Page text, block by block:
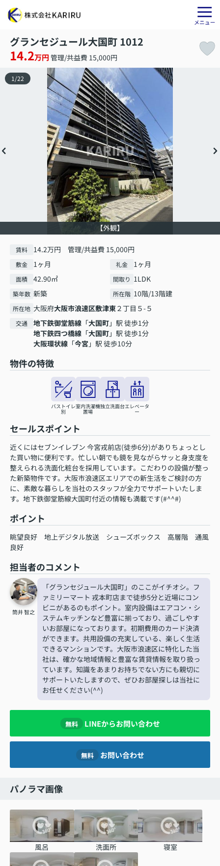
グランセジュール大国町 1012
14.2万円 管理/共益費 15,000円
【外観】
1 /22
賃料 14.2万円 管理/共益費 15,000円
敷金 1ヶ月 礼金 1ヶ月
面積 42.90㎡ 間取り 1LDK
築年数 新築 所在階 10階/13階建
所在地 大阪府大阪市浪速区敷津東２丁目５-５
交通 地下鉄御堂筋線 「大国町」駅 徒歩1分
地下鉄四つ橋線 「大国町」駅 徒歩1分
大阪環状線 「今宮 」駅 徒歩10分
物件の特徴
バストイレ
別
室内洗濯機
置場
独立洗面台エレベータ
ー
セールスポイント
近くにはセブンイレブン 今宮戎前店(徒歩6分)がありちょっとし
た買い物に便利です。忙しい朝でも鏡を見ながらサッと身支度を
整えられる洗面化粧台を採用しています。こだわりの設備が整っ
た新築物件です。大阪市浪速区エリアでの新生活をご検討の方
に、素敵な暮らしを当社のスタッフが全力でサポートいたしま
す。地下鉄御堂筋線大国町付近の情報も満載です(#^^#)
ポイント
眺望良好 地上デジタル放送 シューズボックス 高層階
通風
良好
担当者のコメント
筒井 智之
「グランセジュール大国町」のここがイチオシ。フ
ァミリーマート 戎本町店まで徒歩5分と近場にコン
ビニがあるのもポイント。室内設備はエアコン・シ
ステムキッチンなど豊富に揃っており、過ごしやす
いお部屋になっております。初期費用のカード決済
ができます。共用設備の充実している、楽しく生活
できるマンションです。大阪市浪速区に特化した当
社は、確かな地域情報と豊富な賃貸情報を取り扱っ
ています。知識をあまりお持ちでない方にも親切に
サポートいたしますので、ぜひお部屋探しは当社に
お任せください(^^)
無料 LINEからお問い合わせ
無料 お問い合わせ
パノラマ画像
風呂 洗面所 寝室